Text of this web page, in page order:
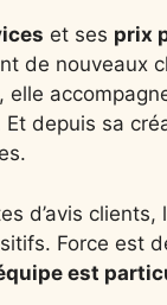
et ses prix
de nouveaux
elle
Et depuis sa
d’avis clients,
Force est
est